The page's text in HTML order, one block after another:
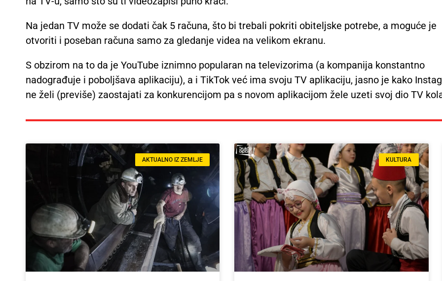
Na jedan TV može se dodati čak 5 računa, što bi trebali pokriti obiteljske potrebe, a moguće je
otvoriti i poseban računa samo za gledanje videa na velikom ekranu.
S obzirom na to da je YouTube iznimno popularan na televizorima (a kompanija konstantno
nadograđuje i poboljšava aplikaciju), a i TikTok već ima svoju TV aplikaciju, jasno je kako
ne želi (previše) zaostajati za konkurencijom pa s novom aplikacijom žele uzeti svoj dio TV
AKTUALNO IZ ZEMLJE KULTURA